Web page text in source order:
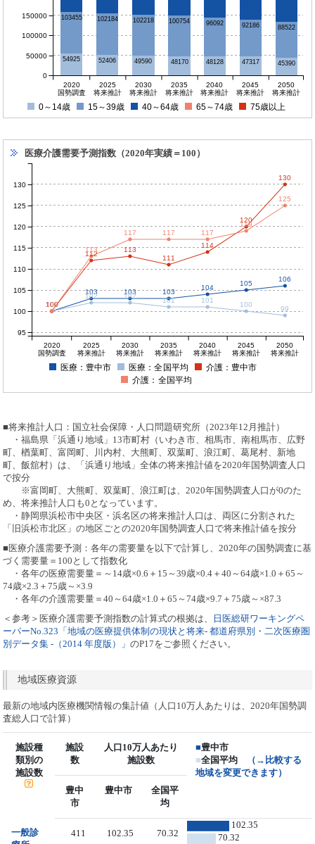
54925 52406 49590 48170 48128 47317 45390
103455 102184 102218 100754 96092 92186 88522
2020
国勢調査
2025
将来推計
2030
将来推計
2035
将来推計
2040
将来推計
2045
将来推計
2050
将来推計
0
50000
100000
150000
0～14歳 15～39歳 40～64歳 65～74歳 75歳以上
医療介護需要予測指数（2020年実績＝100）
100
103 103 103
104
105
106
100
102 102
101 101
100
99
100
112
113
111
114
120
130
100
113
117 117 117
119
125
2020
国勢調査
2025
将来推計
2030
将来推計
2035
将来推計
2040
将来推計
2045
将来推計
2050
将来推計
100
105
110
115
120
125
130
95
医療：豊中市 医療：全国平均
介護：豊中市
介護：全国平均
■将来推計人口：国立社会保障・人口問題研究所（2023年12月推計）
・福島県「浜通り地域」13市町村（いわき市、相馬市、南相馬市、広野
町、楢葉町、富岡町、川内村、大熊町、双葉町、浪江町、葛尾村、新地
町、飯舘村）は、「浜通り地域」全体の将来推計値を2020年国勢調査人口
で按分
※富岡町、大熊町、双葉町、浪江町は、2020年国勢調査人口が0のた
め、将来推計人口も0となっています。
・静岡県浜松市中央区・浜名区の将来推計人口は、両区に分割された
「旧浜松市北区」の地区ごとの2020年国勢調査人口で将来推計値を按分
■医療介護需要予測：各年の需要量を以下で計算し、2020年の国勢調査に基
づく需要量＝100として指数化
・各年の医療需要量＝～14歳×0.6＋15～39歳×0.4＋40～64歳×1.0＋65～
74歳×2.3＋75歳～×3.9
・各年の介護需要量＝40～64歳×1.0＋65～74歳×9.7＋75歳～×87.3
＜参考＞医療介護需要予測指数の計算式の根拠は、
日医総研ワーキングペ
ーパーNo.323「地域の医療提供体制の現状と将来- 都道府県別・二次医療圏
別データ集 -（2014 年度版）」のP17をご参照ください。
地域医療資源
最新の地域内医療機関情報の集計値（人口10万人あたりは、2020年国勢調
査総人口で計算）
施設種
類別の
施設数
施設
数
人口10万人あたり
施設数
■豊中市
■全国平均
（→比較する
地域を変更できます）
豊中
市
豊中市
全国平
均
一般診
411 102.35 70.32
102.35
70.32